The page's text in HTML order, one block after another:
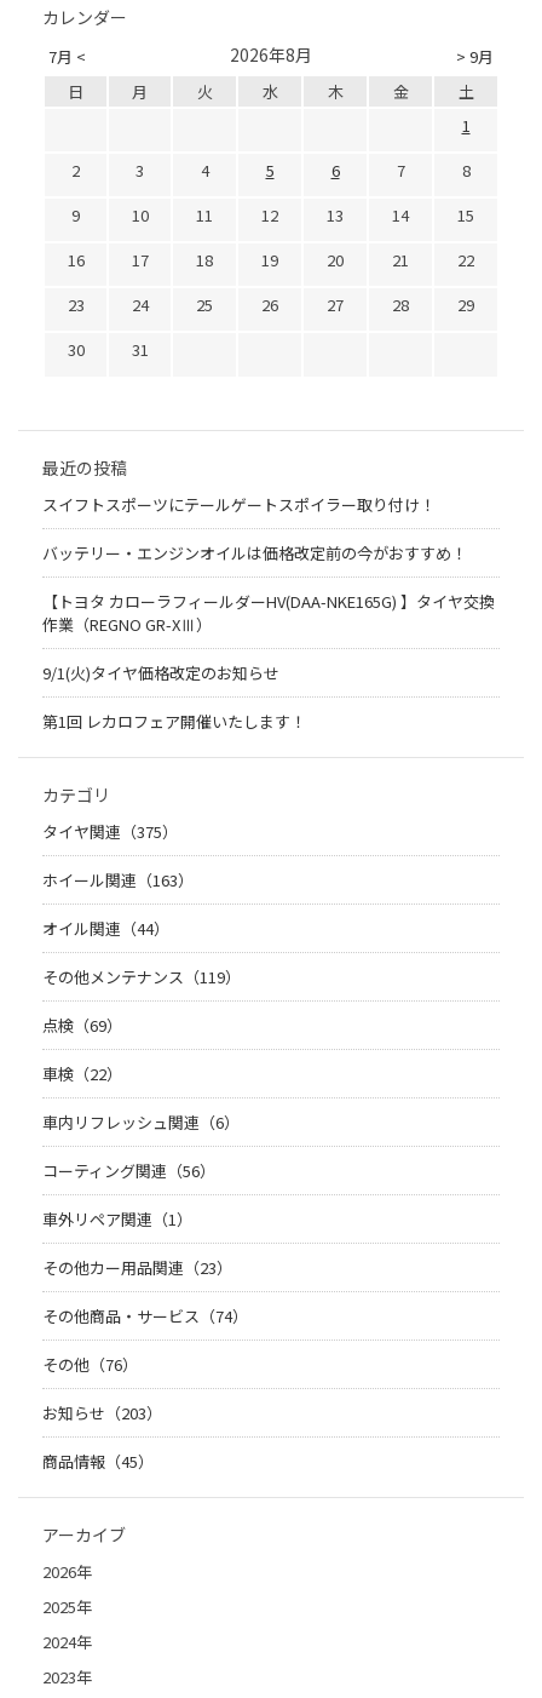
カレンダー
7月 < > 9月
2026年8月
日 月 火 水 木 金
土
1
2
3 4 5 6 7
8
9
10 11 12 13 14
15
16
17 18 19 20 21
22
23
24 25 26 27 28
29
30
31
最近の投稿
スイフトスポーツにテールゲートスポイラー取り付け！
バッテリー・エンジンオイルは価格改定前の今がおすすめ！
【トヨタ カローラフィールダーHV(DAA-NKE165G) 】タイヤ交換
作業（REGNO GR-XⅢ）
9/1(火)タイヤ価格改定のお知らせ
第1回 レカロフェア開催いたします！
カテゴリ
タイヤ関連（375）
ホイール関連（163）
オイル関連（44）
その他メンテナンス（119）
点検（69）
車検（22）
車内リフレッシュ関連（6）
コーティング関連（56）
車外リペア関連（1）
その他カー用品関連（23）
その他商品・サービス（74）
その他（76）
お知らせ（203）
商品情報（45）
アーカイブ
2026年
2025年
2024年
2023年